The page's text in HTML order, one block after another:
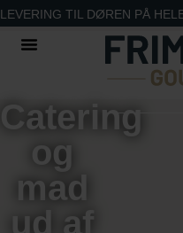
LEVERING TIL DØREN PÅ
Catering
og
mad
ud af